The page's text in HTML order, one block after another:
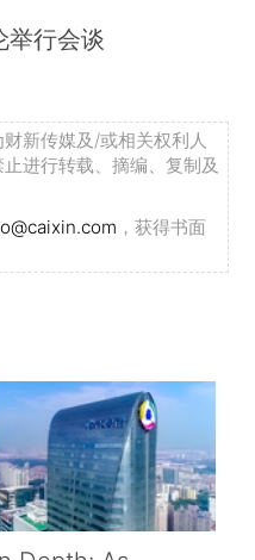
举行会谈
新传媒及/或相关权利人
进行转载、摘编、复制及
，获得书面